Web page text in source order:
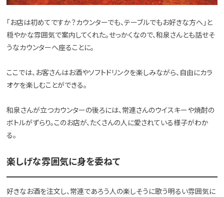
「お店は初めてですか？カウンターでも、テーブルでもお好きな方へ」と
穏やかな雰囲気で案内してくれた。せっかくなので、和泉さんとも話せそ
うなカウンターへ座ることに。
ここでは、お客さんはお酒やソフトドリンクを楽しみながら、自由にカラ
オケを楽しむことができる。
和泉さんが立つカウンターの後ろには、常連さんのウイスキーや焼酎の
ボトルがずらり。このお店が、たくさんの人に愛されている様子がわか
る。
楽しげな雰囲気に身を委ねて
好きなお酒を注文し、常連であろう人の楽しそうに歌う明るい雰囲気に